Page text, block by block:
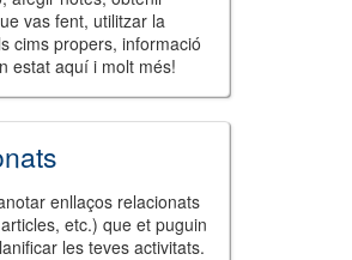
vas fent, utilitzar la
cims propers, informació
estat aquí i molt més!
enllaços relacionats
etc.) que et puguin
les teves activitats.